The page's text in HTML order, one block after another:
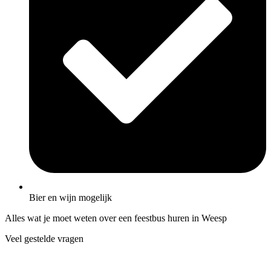
Bier en wijn mogelijk
Alles wat je moet weten over een feestbus huren in Weesp
Veel gestelde vragen